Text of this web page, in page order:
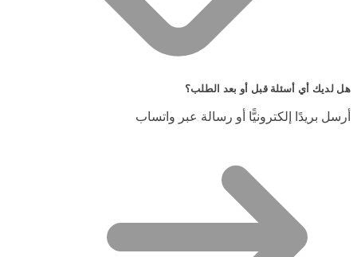
هل لديك أي أسئلة قبل أو بعد الطلب؟
أرسل بريدًا إلكترونيًّا أو رسالة عبر واتساب